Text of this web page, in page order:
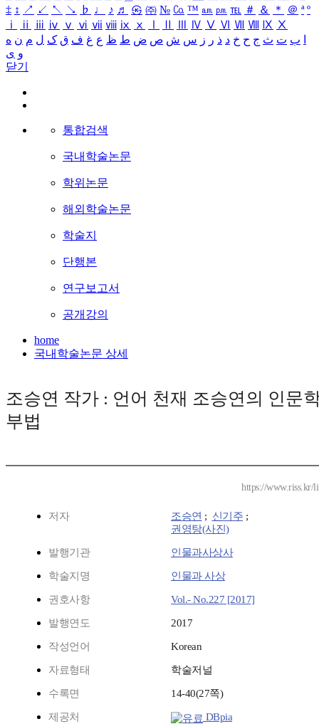
‡ ↕ ↗ ↙ ↖ ↘ ♭ ♩ ♪ ♬ ㉿ ㈜ № ㏇ ™ ㏂ ㏘ ℡ ＃ ＆ ＊ ＠ ª º
ⅰ
ⅱ ⅲ ⅳ ⅴ ⅵ ⅶ ⅷ ⅸ ⅹ Ⅳ Ⅴ Ⅵ Ⅶ Ⅷ Ⅸ Ⅹ
ب ت ث ج ح خ د ذ ر ز س ش ص ض ط ظ ع غ ف ق ک ل م ن ه
و ی
닫기
통합검색
국내학술논문
학위논문
해외학술논문
학술지
단행본
연구보고서
공개강의
home
국내학술논문 상세
조승연 작가 : 언어 천재 조승연의 인문
부법
https://www.riss.kr/
저자 조승연 ; 신기주 ;
권영탕(사진)
발행기관 인물과사상사
학술지명 인물과 사상
권호사항 Vol.- No.227 [2017]
발행연도 2017
작성언어 Korean
자료형태 학술저널
수록면 14-40(27쪽)
제공처 DBpia